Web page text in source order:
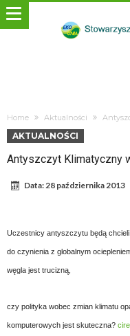
Home Aktualności
AKTUALNOŚCI
Antyszczyt Klimatyczny
Data:28 października 2013
Uczestnicy antyszczytu będą
do czynienia z globalnym
węgla jest trucizną,
czy polityka wobec zmian klimatu
komputerowych jest skuteczna?